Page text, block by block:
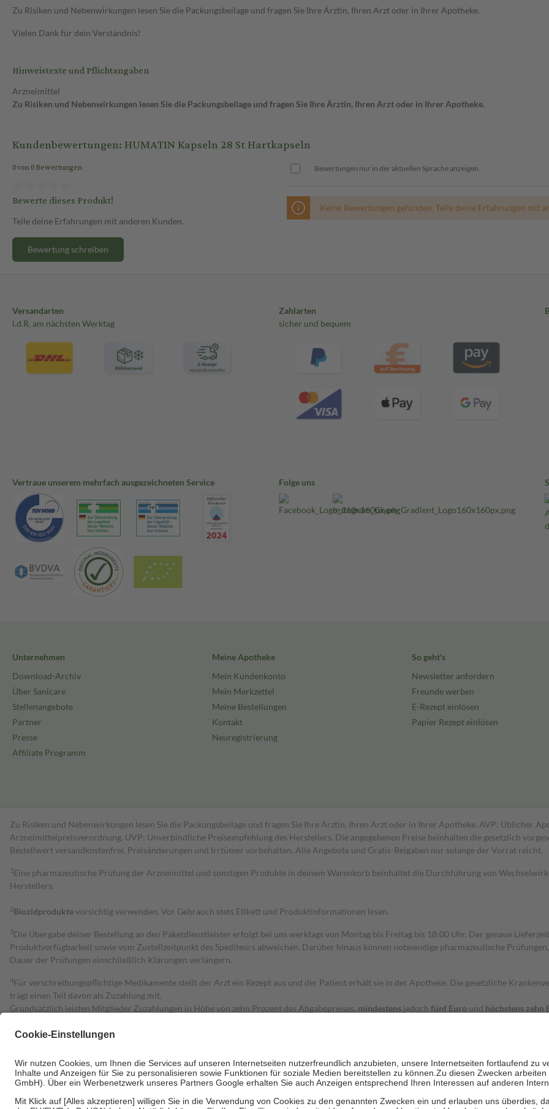
Zu Risiken und Nebenwirkungen lesen Sie die Packungsbeilage und fragen Sie Ihre Ärztin, Ihren Arzt oder in Ihrer Apotheke.
Vielen Dank für dein Verständnis!
Hinweistexte und Pflichtangaben
Arzneimittel
Zu Risiken und Nebenwirkungen lesen Sie die Packungsbeilage und fragen Sie Ihre Ärztin, Ihren Arzt oder in Ihrer Apotheke.
Kundenbewertungen: HUMATIN Kapseln 28 St Hartkapseln
0 von 0 Bewertungen
Bewerte dieses Produkt!
Teile deine Erfahrungen mit anderen Kunden.
Bewertung schreiben
Bewertungen nur in der aktuellen Sprache anzeigen.
Keine Bewertungen gefunden. Teile deine Erfahrungen mit
Versandarten
i.d.R. am nächsten Werktag
Zahlarten
sicher und bequem
Vertraue unserem mehrfach ausgezeichneten Service Folge uns
Unternehmen
Download-Archiv
Über Sanicare
Stellenangebote
Partner
Presse
Affiliate Programm
Meine Apotheke
Mein Kundenkonto
Mein Merkzettel
Meine Bestellungen
Kontakt
Neuregistrierung
So geht's
Newsletter anfordern
Freunde werben
E-Rezept einlösen
Papier Rezept einlösen
Zu Risiken und Nebenwirkungen lesen Sie die Packungsbeilage und fragen Sie Ihre Ärztin, Ihren Arzt oder in Ihrer Apotheke. AVP: Üblicher
Arzneimittelpreisverordnung. UVP: Unverbindliche Preisempfehlung des Herstellers. Die angegebenen Preise beinhalten die gesetzlich
Bestell­wert versand­kosten­frei. Preisänderungen und Irrtümer vorbehalten. Alle Angebote und Gratis-Beigaben nur solange der Vorrat reicht.
1 Eine pharmazeutische Prüfung der Arzneimittel und sonstigen Produkte in deinem Warenkorb beinhaltet die Durchführung von
Herstellers.
2Biozidproduktevorsichtig verwenden. Vor Gebrauch stets Etikett und Produktinformationen lesen.
3Die Übergabe deiner Bestellung an den Paketdienstleister erfolgt bei uns werktags von Montag bis Freitag bis 18:00 Uhr. Der genaue
Produktverfügbarkeit sowie vom Zustellzeitpunkt des Spediteurs abweichen. Darüber hinaus können notwendige pharmazeutische
Dauer der Prüfungen einschließlich Klärungen verlängern.
4Für verschreibungspflichtige Medikamente stellt der Arzt ein Rezept aus und der Patient erhält sie in der Apotheke. Die gesetzliche
trägt einen Teil davon als Zuzahlung mit.
Grundsätzlich leisten Mitglieder Zuzahlungen in Höhe von zehn Prozent des Abgabepreises, mindestens jedoch fünf Euro und höchstens zehn
Diese Regeln gelten grundsätzlich auch für Online-Apotheken.
Um das Engagement der Versicherten für ihre eigene Gesundheit zu stärken und die besondere Stellung der Familie zu unterstützen, fallen
• Kindern und Jugendlichen bis zum vollendeten 18. Lebensjahr mit Ausnahme der Fahrkosten
• Untersuchungen zur Vorsorge und Früherkennung, die von der GKV getragen werden
• empfohlenen Schutzimpfungen